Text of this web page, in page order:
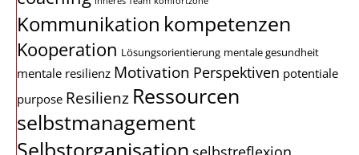
Kommunikation kompetenzen
Kooperation Lösungsorientierung mentale gesundheit
mentale resilienz Motivation Perspektiven potentiale
purpose Resilienz Ressourcen
selbstmanagement
Selbstorganisation